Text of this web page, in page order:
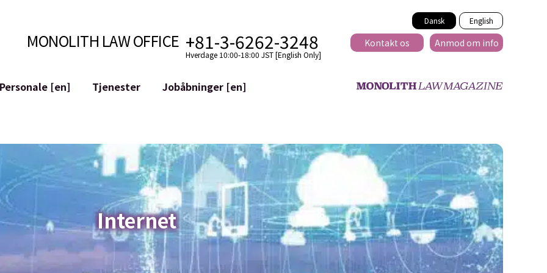
Dansk English
MONOLITH LAW OFFICE +81-3-6262-3248
Hverdage 10:00-18:00 JST [English Only]
Kontakt os Anmod om info
Personale [en]
Tjenester
og Blockchains
osv.)
Juridisk Støtte til VTuber
M&A af SNS-konti
Mitigering af Omdømmeskade
ID af den Ærekrenkende Udtalelse
Jobåbninger [en]
Internet